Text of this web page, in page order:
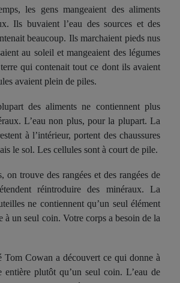
les gens mangeaient des aliments
Ils buvaient l’eau des sources et des
beaucoup. Ils marchaient pieds nus
au soleil et mangeaient des légumes
qui contenait tout ce dont ils avaient
avaient plein de piles.
des aliments ne contiennent plus
L’eau non plus, pour la plupart. La
à l’intérieur, portent des chaussures
le sol. Les cellules sont à court de pile.
on trouve des rangées et des rangées de
réintroduire des minéraux. La
ne contiennent qu’un seul élément
un seul coin. Votre corps a besoin de la
Tom Cowan a découvert ce qui donne à
plutôt qu’un seul coin. L’eau de